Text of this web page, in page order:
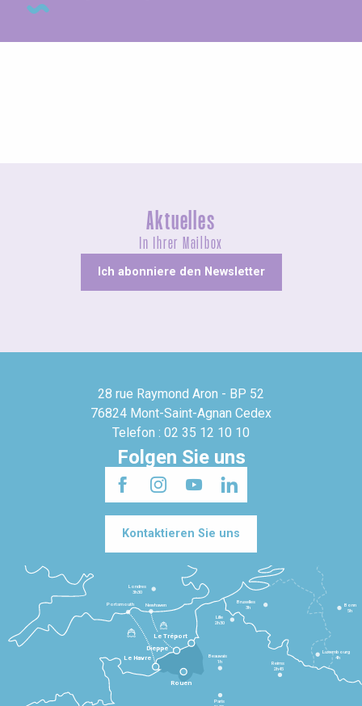
Aktuelles
In Ihrer Mailbox
Ich abonniere den Newsletter
28 rue Raymond Aron - BP 52
76824 Mont-Saint-Agnan Cedex
Telefon : 02 35 12 10 10
Folgen Sie uns
Kontaktieren Sie uns
Le Havre
Dieppe
Le Tréport
Paris
Beauvais
1h
Reims
2h45
Lille
2h30
Bruxelles
3h
Londres
3h30
Newhaven
Portsmouth
Bonn
5h
Luxembourg
4h
Rouen